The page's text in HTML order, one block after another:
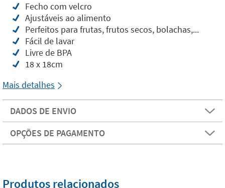
Fecho com velcro
Ajustáveis ao alimento
Perfeitos para frutas, frutos secos, bolachas,...
Fácil de lavar
Livre de BPA
18 x 18cm
Mais detalhes
DADOS DE ENVIO
OPÇÕES DE PAGAMENTO
Produtos relacionados